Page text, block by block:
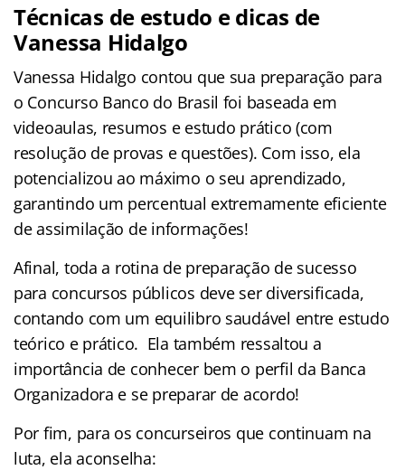
Técnicas de estudo e dicas de
Vanessa Hidalgo
Vanessa Hidalgo contou que sua preparação para
o Concurso Banco do Brasil foi baseada em
videoaulas, resumos e estudo prático (com
resolução de provas e questões). Com isso, ela
potencializou ao máximo o seu aprendizado,
garantindo um percentual extremamente eficiente
de assimilação de informações!
Afinal, toda a rotina de preparação de sucesso
para concursos públicos deve ser diversificada,
contando com um equilibro saudável entre estudo
teórico e prático. Ela também ressaltou a
importância de conhecer bem o perfil da Banca
Organizadora e se preparar de acordo!
Por fim, para os concurseiros que continuam na
luta, ela aconselha: